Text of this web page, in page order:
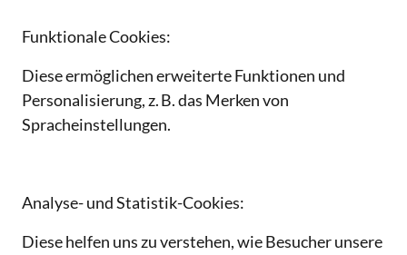
Funktionale Cookies:
Diese ermöglichen erweiterte Funktionen und
Personalisierung, z. B. das Merken von
Spracheinstellungen.
Analyse- und Statistik-Cookies:
Diese helfen uns zu verstehen, wie Besucher unsere